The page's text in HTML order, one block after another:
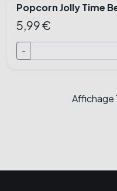
Popcorn Jolly Time
5,99 €
-
Affichage